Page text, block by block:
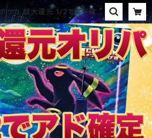
ケカ 超大還元 1/2でアド確定
オリパ | オリパ ブラザーズ
門店 (ポケカ、ワンピース、遊
、ヴァイス、ドラゴンボール)